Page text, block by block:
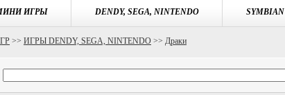
ИГРЫ DENDY, SEGA, NINTENDO SYMBIAN
>> ИГРЫ DENDY, SEGA, NINTENDO >> Драки